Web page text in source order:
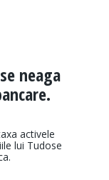
neaga
activele
lui Tudose